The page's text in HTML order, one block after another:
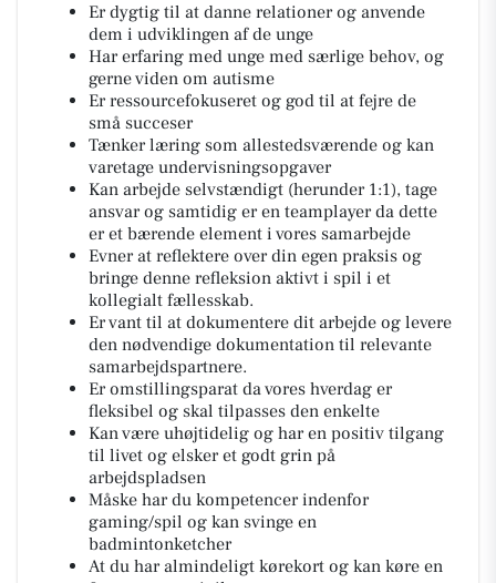
Er dygtig til at danne relationer og anvende
dem i udviklingen af de unge
Har erfaring med unge med særlige behov, og
gerne viden om autisme
Er ressourcefokuseret og god til at fejre de
små succeser
Tænker læring som allestedsværende og kan
varetage undervisningsopgaver
Kan arbejde selvstændigt (herunder 1:1), tage
ansvar og samtidig er en teamplayer da dette
er et bærende element i vores samarbejde
Evner at reflektere over din egen praksis og
bringe denne refleksion aktivt i spil i et
kollegialt fællesskab.
Er vant til at dokumentere dit arbejde og levere
den nødvendige dokumentation til relevante
samarbejdspartnere.
Er omstillingsparat da vores hverdag er
fleksibel og skal tilpasses den enkelte
Kan være uhøjtidelig og har en positiv tilgang
til livet og elsker et godt grin på
arbejdspladsen
Måske har du kompetencer indenfor
gaming/spil og kan svinge en
badmintonketcher
At du har almindeligt kørekort og kan køre en